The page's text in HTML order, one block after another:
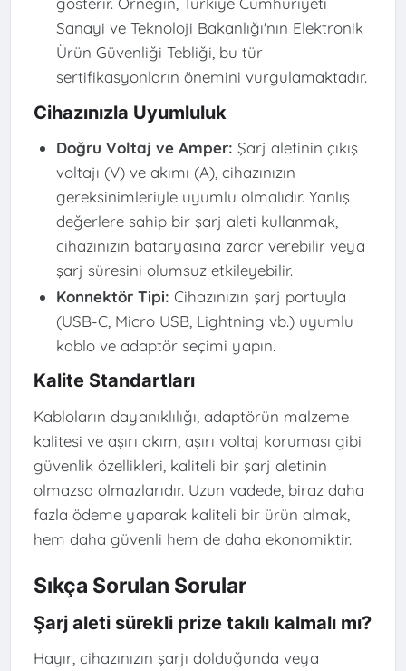
Sanayi ve Teknoloji Bakanlığı'nın Elektronik
Ürün Güvenliği Tebliği, bu tür
sertifikasyonların önemini vurgulamaktadır.
Cihazınızla Uyumluluk
Doğru Voltaj ve Amper: Şarj aletinin çıkış
voltajı (V) ve akımı (A), cihazınızın
gereksinimleriyle uyumlu olmalıdır. Yanlış
değerlere sahip bir şarj aleti kullanmak,
cihazınızın bataryasına zarar verebilir veya
şarj süresini olumsuz etkileyebilir.
Konnektör Tipi: Cihazınızın şarj portuyla
(USB-C, Micro USB, Lightning vb.) uyumlu
kablo ve adaptör seçimi yapın.
Kalite Standartları
Kabloların dayanıklılığı, adaptörün malzeme
kalitesi ve aşırı akım, aşırı voltaj koruması gibi
güvenlik özellikleri, kaliteli bir şarj aletinin
olmazsa olmazlarıdır. Uzun vadede, biraz daha
fazla ödeme yaparak kaliteli bir ürün almak,
hem daha güvenli hem de daha ekonomiktir.
Sıkça Sorulan Sorular
Şarj aleti sürekli prize takılı kalmalı mı?
Hayır, cihazınızın şarjı dolduğunda veya